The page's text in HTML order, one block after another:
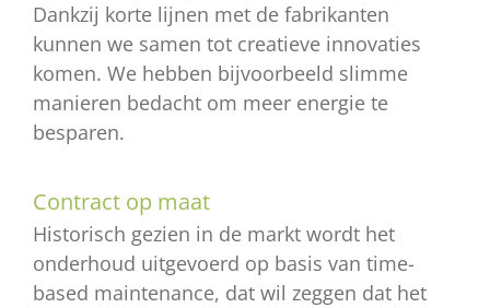
Dankzij korte lijnen met de fabrikanten
kunnen we samen tot creatieve innovaties
komen. We hebben bijvoorbeeld slimme
manieren bedacht om meer energie te
besparen.
Contract op maat
Historisch gezien in de markt wordt het
onderhoud uitgevoerd op basis van time-
based maintenance, dat wil zeggen dat het